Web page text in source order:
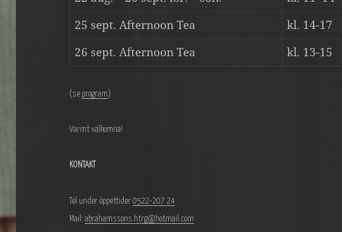
25 sept. Afternoon Tea
kl. 14-17
26 sept. Afternoon Tea
kl. 13-15
(se program )
Varmt välkomna!
KONTAKT
Tel under öppettider 0522-207 24
Mail: abrahamssons.htrg@hotmail.com